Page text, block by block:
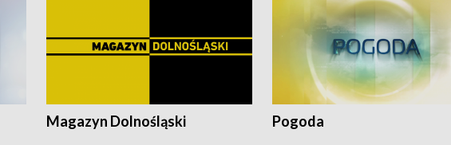
Magazyn Dolnośląski Pogoda